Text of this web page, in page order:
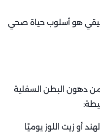
هو أسلوب حياة صحي
من دهون البطن السفلية
أو زيت اللوز يوميًا